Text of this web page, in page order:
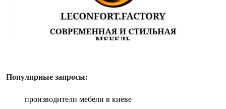
Популярные запросы:
производители мебели в киеве